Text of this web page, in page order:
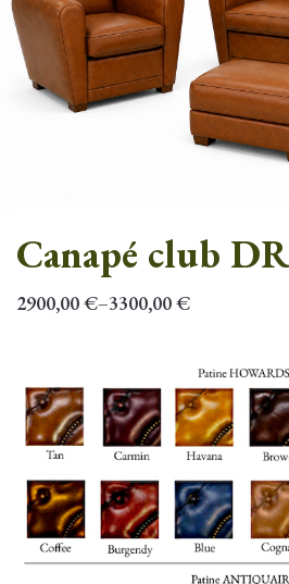
Canapé club
2900,00€–3300,00€